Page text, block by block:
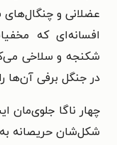
عضلانی و چنگال‌های
افسانه‌ای که
شکنجه و سلاخی
در جنگل برفی آن‌ها
چهار ناگا جلوی‌مان
شکل‌شان حریصانه به